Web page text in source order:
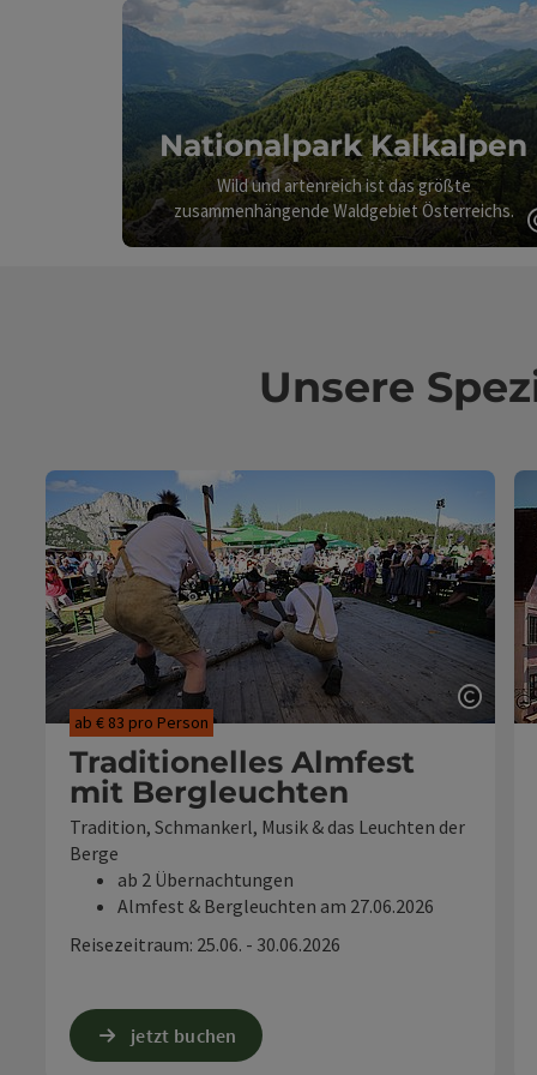
Nationalpark Kalkalpen
Wild und artenreich ist das größte
zusammenhängende Waldgebiet Österreichs.
Unsere
ab € 83 pro Person
Traditionelles Almfest
mit Bergleuchten
Tradition, Schmankerl, Musik & das Leuchten der
Berge
ab 2 Übernachtungen
Almfest & Bergleuchten am 27.06.2026
Reisezeitraum: 25.06. - 30.06.2026
jetzt buchen